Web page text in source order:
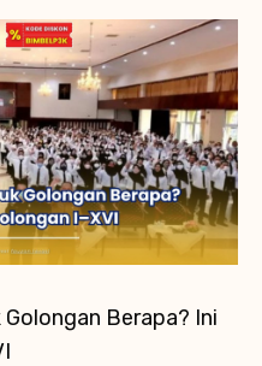
Golongan Berapa? Ini